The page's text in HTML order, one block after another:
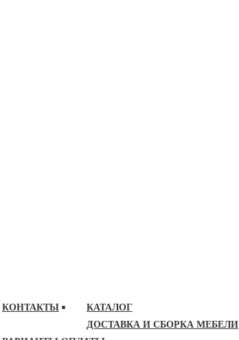
КОНТАКТЫ
КАТАЛОГ
ДОСТАВКА И СБОРКА МЕБЕЛИ